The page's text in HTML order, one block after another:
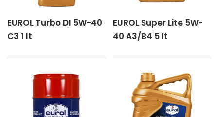
EUROL Turbo DI 5W-40
C3 1 lt
EUROL Super Lite 5W-
40 A3/B4 5 lt